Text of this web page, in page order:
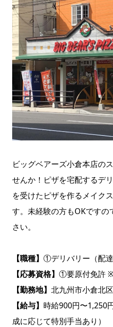
ビッグベアーズ小倉本店の
せんか！ピザを宅配するデ
を受けたピザを作るメイク
す。未経験の方もOKです
さい。
【職種】 ①デリバリー（配
【応募資格】 ①要原付免許
【勤務地】 北九州市小倉北
【給与】 時給900円〜1,250
成に応じて特別手当あり）